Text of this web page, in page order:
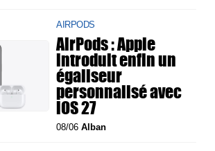
AIRPODS
AirPods : Apple
introduit enfin un
égaliseur
personnalisé avec
iOS 27
08/06Alban